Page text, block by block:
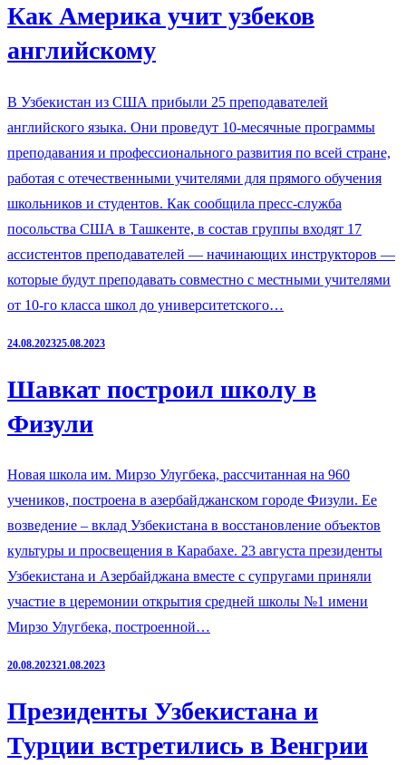
Как Америка учит узбеков
английскому
В Узбекистан из США прибыли 25 преподавателей
английского языка. Они проведут 10-месячные программы
преподавания и профессионального развития по всей стране,
работая с отечественными учителями для прямого обучения
школьников и студентов. Как сообщила пресс-служба
посольства США в Ташкенте, в состав группы входят 17
ассистентов преподавателей — начинающих инструкторов —
которые будут преподавать совместно с местными учителями
от 10-го класса школ до университетского…
24.08.202325.08.2023
Шавкат построил школу в
Физули
Новая школа им. Мирзо Улугбека, рассчитанная на 960
учеников, построена в азербайджанском городе Физули. Ее
возведение – вклад Узбекистана в восстановление объектов
культуры и просвещения в Карабахе. 23 августа президенты
Узбекистана и Азербайджана вместе с супругами приняли
участие в церемонии открытия средней школы №1 имени
Мирзо Улугбека, построенной…
20.08.202321.08.2023
Президенты Узбекистана и
Турции встретились в Венгрии